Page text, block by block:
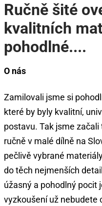
Ručně šité
kvalitních
pohodlné....
O nás
Zamilovali jsme si
které by byly kvalitní,
postavu. Tak jsme
ručně v malé dílně na
pečlivě vybrané
do těch nejmenších
úžasný a pohodlný pocit
vyzkoušení už nebudete